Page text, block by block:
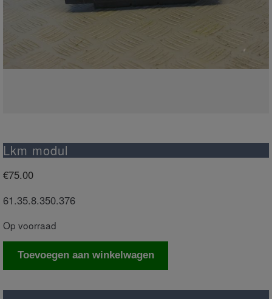
Lkm modul
€75.00
61.35.8.350.376
Op voorraad
LkmToevoegen aan winkelwagen